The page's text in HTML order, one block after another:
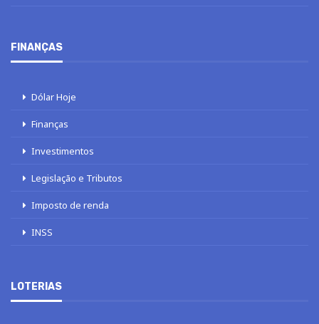
FINANÇAS
Dólar Hoje
Finanças
Investimentos
Legislação e Tributos
Imposto de renda
INSS
LOTERIAS